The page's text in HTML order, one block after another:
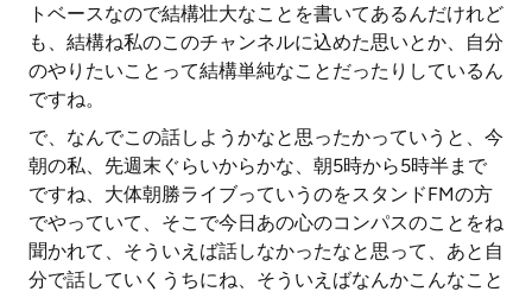
トベースなので結構壮大なことを書いてあるんだけれど
も、結構ね私のこのチャンネルに込めた思いとか、自分
のやりたいことって結構単純なことだったりしているん
ですね。
で、なんでこの話しようかなと思ったかっていうと、今
朝の私、先週末ぐらいからかな、朝5時から5時半まで
ですね、大体朝勝ライブっていうのをスタンドFMの方
でやっていて、そこで今日あの心のコンパスのことをね
聞かれて、そういえば話しなかったなと思って、あと自
分で話していくうちにね、そういえばなんかこんなこと